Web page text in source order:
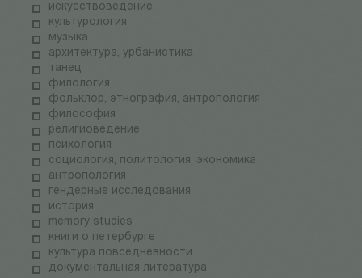
искусствоведение
культурология
музыка
архитектура, урбанистика
танец
филология
фольклор, этнография, антропология
философия
религиоведение
психология
социология, политология, экономика
антропология
гендерные исследования
история
memory studies
книги о петербурге
культура повседневности
документальная литература